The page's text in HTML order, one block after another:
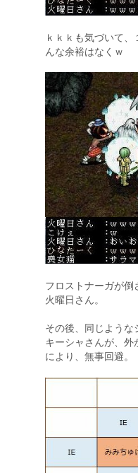
ｋｋｋも気づいて
んな余裕はなくｗ
フロストナーガが
火曜日さん。
その後、同じような
キーシャさんが、外
により、無事回避。